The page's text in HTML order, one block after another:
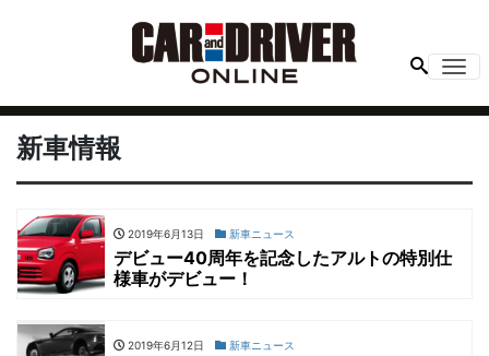
新車情報
2019年6月13日 新車ニュース
デビュー40周年を記念したアルトの特別仕
様車がデビュー！
2019年6月12日 新車ニュース